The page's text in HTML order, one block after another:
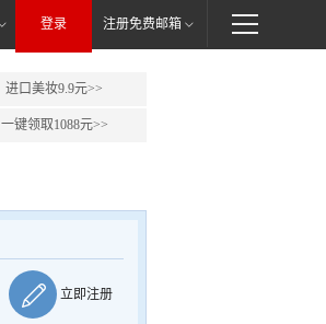
登录 注册免费邮箱
进口美妆9.9元>>
一键领取1088元>>
立即注册